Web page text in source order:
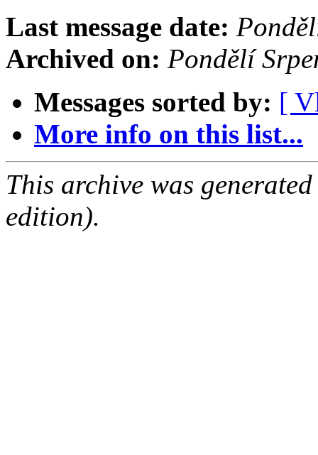
Last message date:
Archived on: Pondělí
Messages sorted by: [
More info on this list...
This archive was
edition).